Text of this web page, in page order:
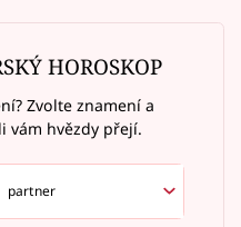
HOROSKOP
Zvolte znamení a
vám hvězdy přejí.